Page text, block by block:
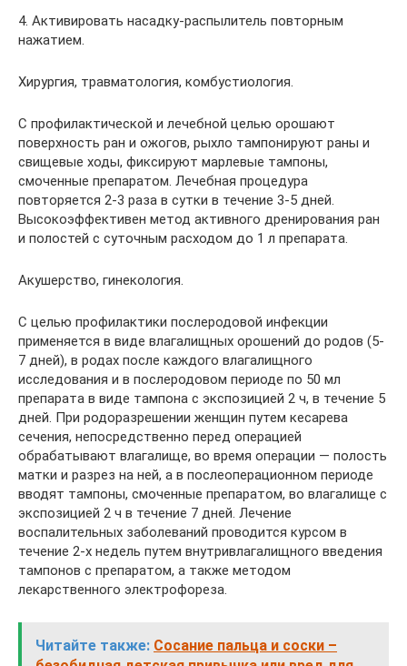
4. Активировать насадку-распылитель повторным
нажатием.
Хирургия, травматология, комбустиология.
С профилактической и лечебной целью орошают
поверхность ран и ожогов, рыхло тампонируют раны и
свищевые ходы, фиксируют марлевые тампоны,
смоченные препаратом. Лечебная процедура
повторяется 2-3 раза в сутки в течение 3-5 дней.
Высокоэффективен метод активного дренирования ран
и полостей с суточным расходом до 1 л препарата.
Акушерство, гинекология.
С целью профилактики послеродовой инфекции
применяется в виде влагалищных орошений до родов (5-
7 дней), в родах после каждого влагалищного
исследования и в послеродовом периоде по 50 мл
препарата в виде тампона с экспозицией 2 ч, в течение 5
дней. При родоразрешении женщин путем кесарева
сечения, непосредственно перед операцией
обрабатывают влагалище, во время операции — полость
матки и разрез на ней, а в послеоперационном периоде
вводят тампоны, смоченные препаратом, во влагалище с
экспозицией 2 ч в течение 7 дней. Лечение
воспалительных заболеваний проводится курсом в
течение 2-х недель путем внутривлагалищного введения
тампонов с препаратом, а также методом
лекарственного электрофореза.
Читайте также: Сосание пальца и соски –